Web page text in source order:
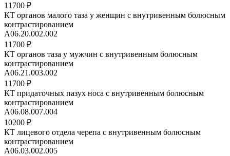
11700 ₽
КТ органов малого таза у женщин с внутривенным болюсным
контрастированием
A06.20.002.002
11700 ₽
КТ органов таза у мужчин с внутривенным болюсным
контрастированием
A06.21.003.002
11700 ₽
КТ придаточных пазух носа с внутривенным болюсным
контрастированием
A06.08.007.004
10200 ₽
КТ лицевого отдела черепа с внутривенным болюсным
контрастированием
A06.03.002.005